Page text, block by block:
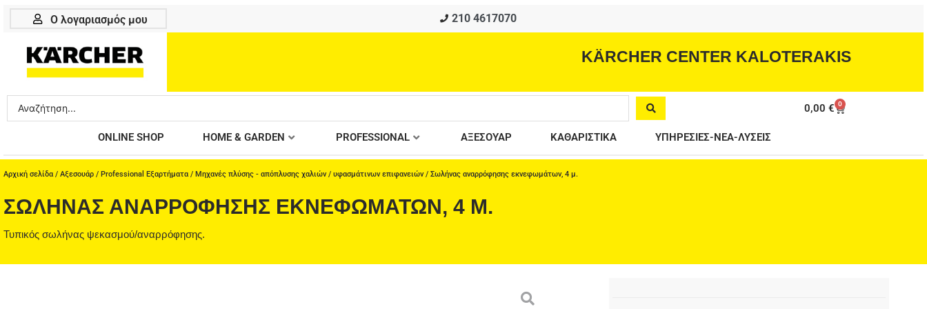
Μετάβαση
Ο λογαριασμός μου 210 4617070
KÄRCHER CENTER KALOTERAKIS
Search
...
0,00€ 0
Cart
ONLINE SHOP HOME & GARDEN PROFESSIONAL ΑΞΕΣΟΥΑΡ ΚΑΘΑΡΙΣΤΙΚΑ ΥΠΗΡΕΣΙΕΣ-ΝΕΑ-ΛΥΣΕΙΣ
Αρχική σελίδα / Αξεσουάρ / Professional Εξαρτήματα / Μηχανές πλύσης - απόπλυσης χαλιών / υφασμάτινων επιφανειών/ Σωλήνας αναρρόφησης εκνεφωμάτων, 4 μ.
ΣΩΛΉΝΑΣ ΑΝΑΡΡΌΦΗΣΗΣ ΕΚΝΕΦΩΜΆΤΩΝ, 4 Μ.
Τυπικός σωλήνας ψεκασμού/αναρρόφησης.